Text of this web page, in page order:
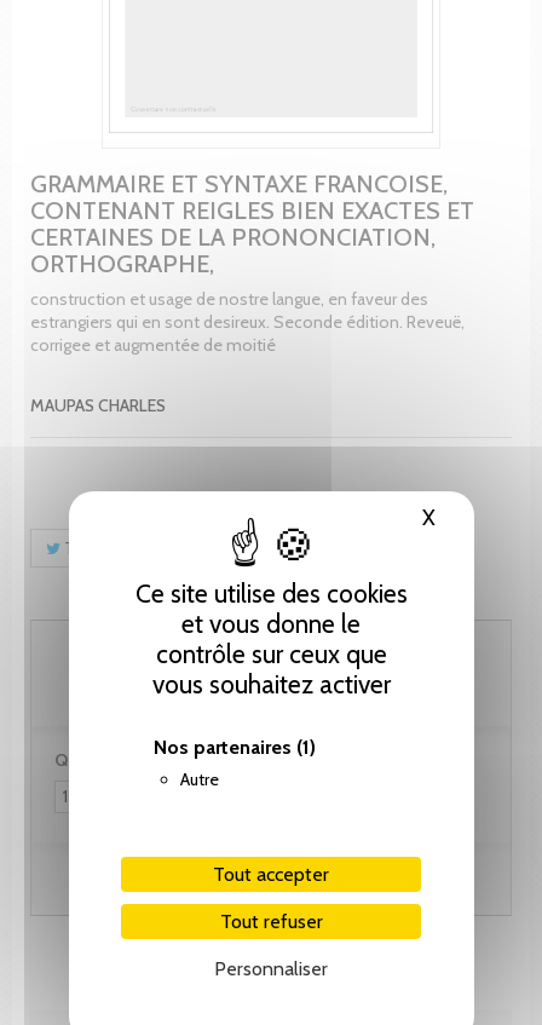
Ce site utilise des cookies
et vous donne le
contrôle sur ceux que
vous souhaitez activer
Nos partenaires (1)
Autre
Tout accepter
Tout refuser
Personnaliser
XMasquer
GRAMMAIRE ET SYNTAXE FRANCOISE,
CONTENANT REIGLES BIEN EXACTES ET
CERTAINES DE LA PRONONCIATION,
ORTHOGRAPHE,
construction et usage de nostre langue, en faveur des
estrangiers qui en sont desireux. Seconde édition. Reveuë,
corrigee et augmentée de moitié
MAUPAS CHARLES
Tweet Pinterest
102.60 CHF
Quantité :
Ajouter au panier